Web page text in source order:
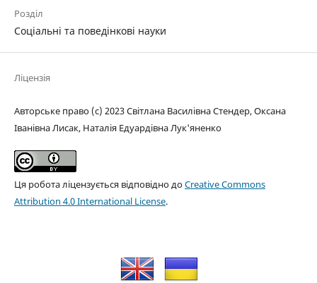
Розділ
Соціальні та поведінкові науки
Ліцензія
Авторське право (c) 2023 Світлана Василівна Стендер, Оксана
Іванівна Лисак, Наталія Едуардівна Лук'яненко
Ця робота ліцензується відповідно доCreative Commons
Attribution 4.0 International License.